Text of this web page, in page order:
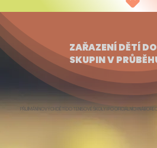
PŘIJÍMÁNÍ NOVÝCH DĚTÍ DO TENISOVÉ ŠKOLY I PO OFICIÁLNÍCH
ZAŘAZENÍ DĚTÍ
SKUPIN V